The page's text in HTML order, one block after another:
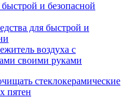
и безопасной
для быстрой и
воздуха с
своими руками